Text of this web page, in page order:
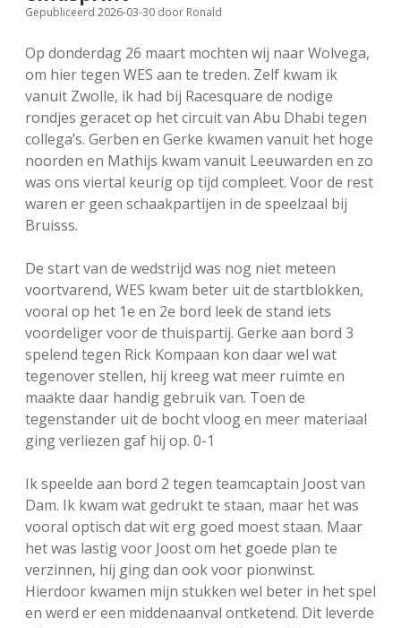
FSB: Schaakwoude II
FSB: Schaakwoude III
Koppelingen
Sponsoren
facebook
Gepubliceerd 2026-03-30 door Ronald
Op donderdag 26 maart mochten wij naar Wolvega,
om hier tegen WES aan te treden. Zelf kwam ik
vanuit Zwolle, ik had bij Racesquare de nodige
rondjes geracet op het circuit van Abu Dhabi tegen
collega’s. Gerben en Gerke kwamen vanuit het hoge
noorden en Mathijs kwam vanuit Leeuwarden en zo
was ons viertal keurig op tijd compleet. Voor de rest
waren er geen schaakpartijen in de speelzaal bij
Bruisss.
De start van de wedstrijd was nog niet meteen
voortvarend, WES kwam beter uit de startblokken,
vooral op het 1e en 2e bord leek de stand iets
voordeliger voor de thuispartij. Gerke aan bord 3
spelend tegen Rick Kompaan kon daar wel wat
tegenover stellen, hij kreeg wat meer ruimte en
maakte daar handig gebruik van. Toen de
tegenstander uit de bocht vloog en meer materiaal
ging verliezen gaf hij op. 0-1
Ik speelde aan bord 2 tegen teamcaptain Joost van
Dam. Ik kwam wat gedrukt te staan, maar het was
vooral optisch dat wit erg goed moest staan. Maar
het was lastig voor Joost om het goede plan te
verzinnen, hij ging dan ook voor pionwinst.
Hierdoor kwamen mijn stukken wel beter in het spel
en werd er een middenaanval ontketend. Dit leverde